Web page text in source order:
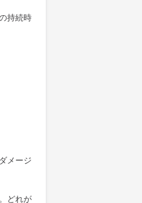
持続時
メージ
どれが